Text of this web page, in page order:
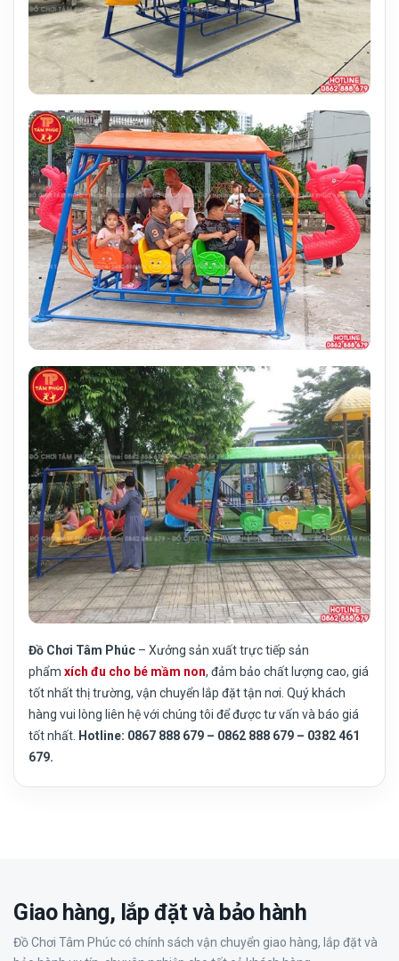
Đồ Chơi Tâm Phúc – Xưởng sản xuất trực tiếp sản
phẩm xích đu cho bé mầm non, đảm bảo chất lượng cao, giá
tốt nhất thị trường, vận chuyển lắp đặt tận nơi. Quý khách
hàng vui lòng liên hệ với chúng tôi để được tư vấn và báo giá
tốt nhất. Hotline: 0867 888 679 – 0862 888 679 – 0382 461
679.
Giao hàng, lắp đặt và bảo hành
Đồ Chơi Tâm Phúc có chính sách vận chuyển giao hàng, lắp đặt và